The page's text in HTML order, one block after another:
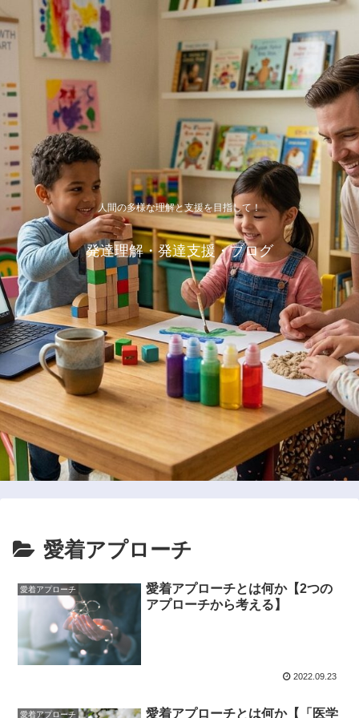
人間の多様な理解と支援を目指して！
発達理解・発達支援・ブログ
愛着アプローチ
愛着アプローチ
愛着アプローチとは何か【2つの
アプローチから考える】
2022.09.23
愛着アプローチ 愛着アプローチとは何か【「医学